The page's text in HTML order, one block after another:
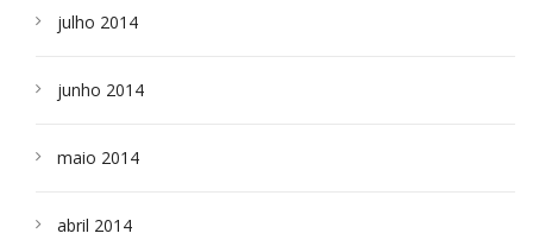
julho 2014
junho 2014
maio 2014
abril 2014